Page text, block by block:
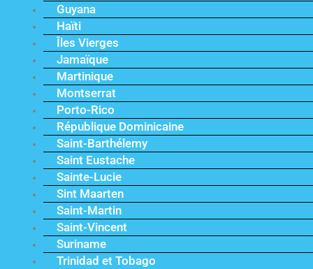
Guyana
Haïti
Îles Vierges
Jamaïque
Martinique
Montserrat
Porto-Rico
République Dominicaine
Saint-Barthélemy
Saint Eustache
Sainte-Lucie
Sint Maarten
Saint-Martin
Saint-Vincent
Suriname
Trinidad et Tobago